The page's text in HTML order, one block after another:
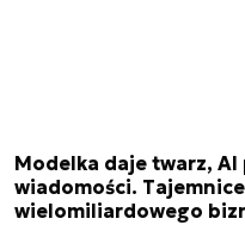
Modelka daje twarz, AI
wiadomości. Tajemnice
wielomiliardowego